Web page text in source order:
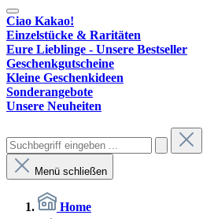
Ciao Kakao!
Einzelstücke & Raritäten
Eure Lieblinge - Unsere Bestseller
Geschenkgutscheine
Kleine Geschenkideen
Sonderangebote
Unsere Neuheiten
Menü schließen
Home